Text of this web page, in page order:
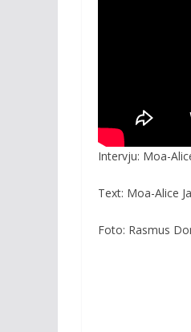
Intervju: Moa-
Text: Moa-Alice
Foto: Rasmus